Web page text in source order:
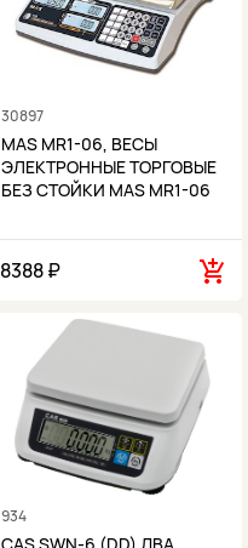
30897
MAS MR1-06, ВЕСЫ
ЭЛЕКТРОННЫЕ ТОРГОВЫЕ
БЕЗ СТОЙКИ MAS MR1-06
8388 ₽
934